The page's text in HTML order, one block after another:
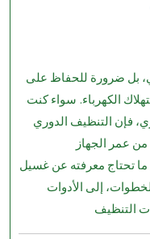
بل ضرورة للحفاظ على
الكهرباء. سواء كنت
فإن التنظيف الدوري
تحتاج معرفته عن غسيل
إلى الأدوات